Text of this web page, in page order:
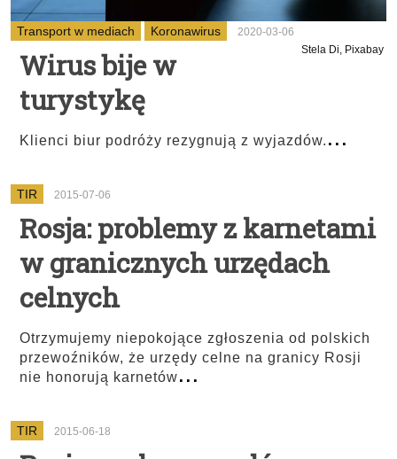
Transport w mediach Koronawirus
2020-03-06
Stela Di, Pixabay
Wirus bije w
turystykę
Klienci biur podróży rezygnują z wyjazdów. ...
TIR 2015-07-06
Rosja: problemy z karnetami
w granicznych urzędach
celnych
Otrzymujemy niepokojące zgłoszenia od polskich
przewoźników, że urzędy celne na granicy Rosji
nie honorują karnetów...
TIR 2015-06-18